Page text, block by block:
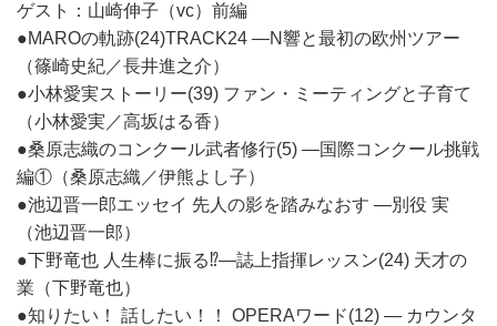
ゲスト：山崎伸子（vc）前編
●MAROの軌跡(24)TRACK24 ―N響と最初の欧州ツアー
（篠崎史紀／長井進之介）
●小林愛実ストーリー(39) ファン・ミーティングと子育て
（小林愛実／高坂はる香）
●桑原志織のコンクール武者修行(5) ―国際コンクール挑戦
編①（桑原志織／伊熊よし子）
●池辺晋一郎エッセイ 先人の影を踏みなおす ―別役 実
（池辺晋一郎）
●下野竜也 人生棒に振る⁉―誌上指揮レッスン(24) 天才の
業（下野竜也）
●知りたい！ 話したい！！ OPERAワード(12) ― カウンタ